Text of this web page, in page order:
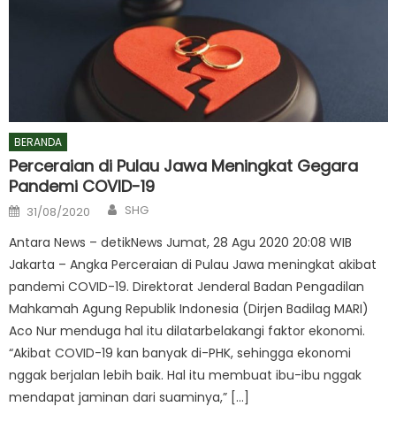
BERANDA
Perceraian di Pulau Jawa Meningkat Gegara
Pandemi COVID-19
Posted
on
31/08/2020 Author
SHG
Antara News – detikNews Jumat, 28 Agu 2020 20:08 WIB
Jakarta – Angka Perceraian di Pulau Jawa meningkat akibat
pandemi COVID-19. Direktorat Jenderal Badan Pengadilan
Mahkamah Agung Republik Indonesia (Dirjen Badilag MARI)
Aco Nur menduga hal itu dilatarbelakangi faktor ekonomi.
“Akibat COVID-19 kan banyak di-PHK, sehingga ekonomi
nggak berjalan lebih baik. Hal itu membuat ibu-ibu nggak
mendapat jaminan dari suaminya,” […]